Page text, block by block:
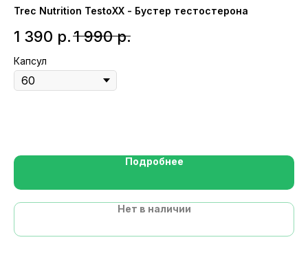
Trec Nutrition TestoXX - Бустер тестостерона
1 390 р.1 990 р.
Капсул
Подробнее
Нет в наличии